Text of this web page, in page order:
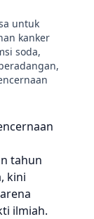
untuk
kanker
soda,
tahun
kini
ilmiah.